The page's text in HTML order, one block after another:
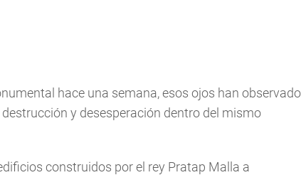
hace una semana, esos ojos han observado
y desesperación dentro del mismo
construidos por el rey Pratap Malla a